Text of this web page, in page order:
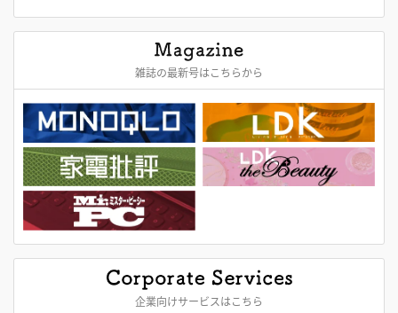
雑誌の最新号はこちらから
企業向けサービスはこちら